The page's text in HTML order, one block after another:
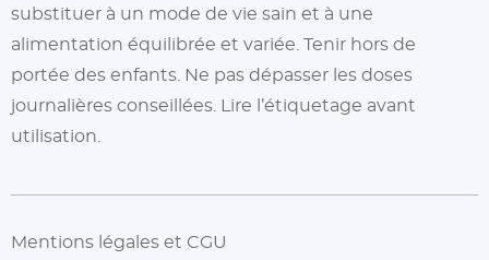
substituer à un mode de vie sain et à une
alimentation équilibrée et variée. Tenir hors de
portée des enfants. Ne pas dépasser les doses
journalières conseillées. Lire l’étiquetage avant
utilisation.
Mentions légales et CGU